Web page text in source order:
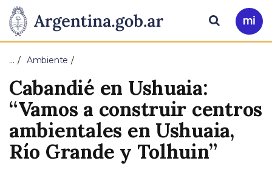
Presidencia
de
la
Nación
Pasar al contenido principal
Ir
a
Buscar
… Ambiente
Cabandié en Ushuaia:
“Vamos a construir centros
ambientales en Ushuaia,
Río Grande y Tolhuin”